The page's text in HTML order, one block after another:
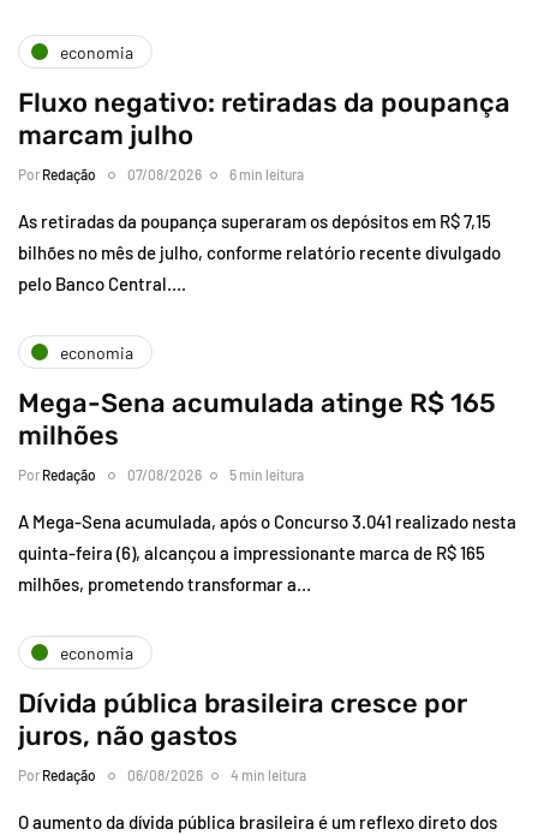
economia
Fluxo negativo: retiradas da poupança
marcam julho
Por Redação 07/08/2026 6 min leitura
As retiradas da poupança superaram os depósitos em R$ 7,15
bilhões no mês de julho, conforme relatório recente divulgado
pelo Banco Central….
economia
Mega-Sena acumulada atinge R$ 165
milhões
Por Redação 07/08/2026 5 min leitura
A Mega-Sena acumulada, após o Concurso 3.041 realizado nesta
quinta-feira (6), alcançou a impressionante marca de R$ 165
milhões, prometendo transformar a…
economia
Dívida pública brasileira cresce por
juros, não gastos
Por Redação 06/08/2026 4 min leitura
O aumento da dívida pública brasileira é um reflexo direto dos